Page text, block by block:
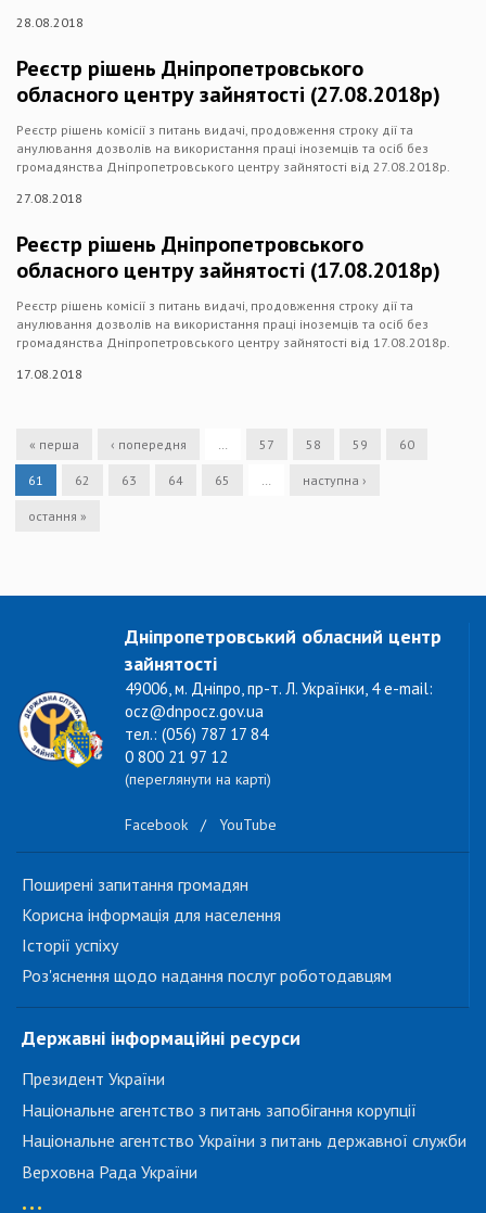
28.08.2018
Реєстр рішень Дніпропетровського
обласного центру зайнятості (27.08.2018р)
Реєстр рішень комісії з питань видачі, продовження строку дії та
анулювання дозволів на використання праці іноземців та осіб без
громадянства Дніпропетровського центру зайнятості від 27.08.2018р.
27.08.2018
Реєстр рішень Дніпропетровського
обласного центру зайнятості (17.08.2018р)
Реєстр рішень комісії з питань видачі, продовження строку дії та
анулювання дозволів на використання праці іноземців та осіб без
громадянства Дніпропетровського центру зайнятості від 17.08.2018р.
17.08.2018
« перша ‹ попередня … 57 58 59 60
61 62 63 64 65 … наступна ›
остання »
Дніпропетровський обласний центр
зайнятості
49006, м. Дніпро, пр-т. Л. Українки, 4 e-mail:
ocz@dnpocz.gov.ua
тел.: (056) 787 17 84
0 800 21 97 12
(переглянути на карті)
Facebook / YouTube
Поширені запитання громадян
Корисна інформація для населення
Історії успіху
Роз'яснення щодо надання послуг роботодавцям
Державні інформаційні ресурси
Президент України
Національне агентство з питань запобігання корупції
Національне агентство України з питань державної служби
Верховна Рада України
...